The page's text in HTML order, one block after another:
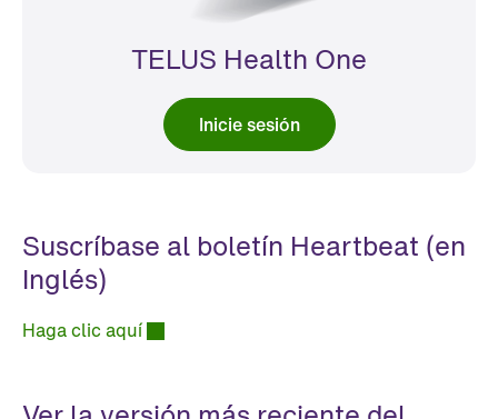
TELUS Health One
Inicie sesión
Suscríbase al boletín Heartbeat (en
Inglés)
Haga clic aquí